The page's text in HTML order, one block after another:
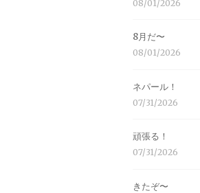
08/01/2026
8月だ〜
08/01/2026
ネパール！
07/31/2026
頑張る！
07/31/2026
きたぞ〜